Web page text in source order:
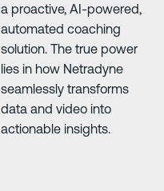
a proactive, AI-powered,
automated coaching
solution. The true power
lies in how Netradyne
seamlessly transforms
data and video into
actionable insights.